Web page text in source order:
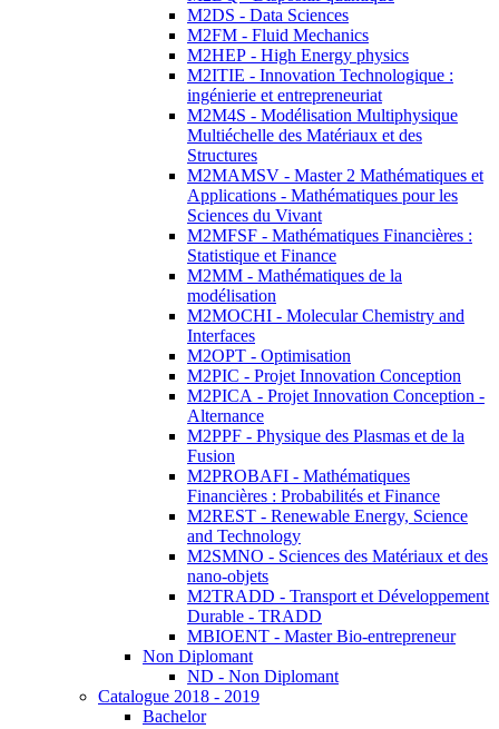
M2DS - Data Sciences
M2FM - Fluid Mechanics
M2HEP - High Energy physics
M2ITIE - Innovation Technologique :
ingénierie et entrepreneuriat
M2M4S - Modélisation Multiphysique
Multiéchelle des Matériaux et des
Structures
M2MAMSV - Master 2 Mathématiques et
Applications - Mathématiques pour les
Sciences du Vivant
M2MFSF - Mathématiques Financières :
Statistique et Finance
M2MM - Mathématiques de la
modélisation
M2MOCHI - Molecular Chemistry and
Interfaces
M2OPT - Optimisation
M2PIC - Projet Innovation Conception
M2PICA - Projet Innovation Conception -
Alternance
M2PPF - Physique des Plasmas et de la
Fusion
M2PROBAFI - Mathématiques
Financières : Probabilités et Finance
M2REST - Renewable Energy, Science
and Technology
M2SMNO - Sciences des Matériaux et des
nano-objets
M2TRADD - Transport et Développement
Durable - TRADD
MBIOENT - Master Bio-entrepreneur
Non Diplomant
ND - Non Diplomant
Catalogue 2018 - 2019
Bachelor